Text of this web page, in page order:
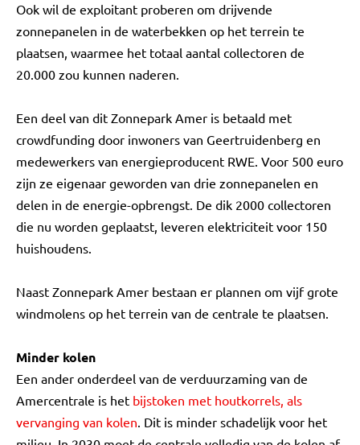
Ook wil de exploitant proberen om drijvende
zonnepanelen in de waterbekken op het terrein te
plaatsen, waarmee het totaal aantal collectoren de
20.000 zou kunnen naderen.
Een deel van dit Zonnepark Amer is betaald met
crowdfunding door inwoners van Geertruidenberg en
medewerkers van energieproducent RWE. Voor 500 euro
zijn ze eigenaar geworden van drie zonnepanelen en
delen in de energie-opbrengst. De dik 2000 collectoren
die nu worden geplaatst, leveren elektriciteit voor 150
huishoudens.
Naast Zonnepark Amer bestaan er plannen om vijf grote
windmolens op het terrein van de centrale te plaatsen.
Minder kolen
Een ander onderdeel van de verduurzaming van de
Amercentrale is het bijstoken met houtkorrels, als
vervanging van kolen. Dit is minder schadelijk voor het